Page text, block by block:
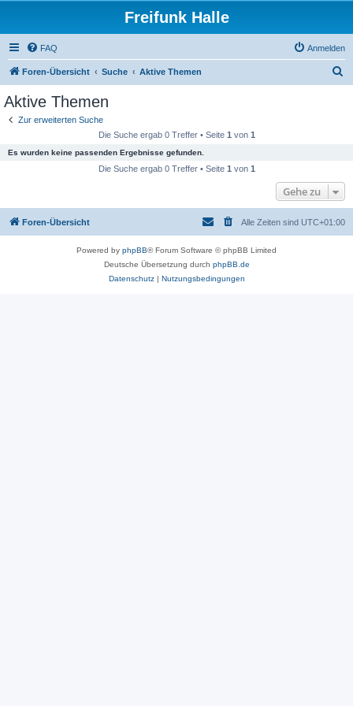
Freifunk Halle
FAQ Anmelden
Foren-Übersicht Suche Aktive Themen
Aktive Themen
Zur erweiterten Suche
Die Suche ergab 0 Treffer • Seite 1 von 1
Es wurden keine passenden Ergebnisse gefunden.
Die Suche ergab 0 Treffer • Seite 1 von 1
Gehe zu
Foren-Übersicht Alle Zeiten sind UTC+01:00
Powered by phpBB® Forum Software © phpBB Limited
Deutsche Übersetzung durch phpBB.de
Datenschutz| Nutzungsbedingungen